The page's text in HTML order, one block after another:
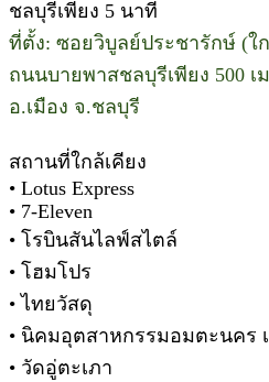
ชลบุรีเพียง 5 นาที
ที่ตั้ง: ซอยวิบูลย์ประชารักษ์ (ใ
ถนนบายพาสชลบุรีเพียง 500
อ.เมือง จ.ชลบุรี
สถานที่ใกล้เคียง
• Lotus Express
• 7-Eleven
• โรบินสันไลฟ์สไตล์
• โฮมโปร
• ไทยวัสดุ
• นิคมอุตสาหกรรมอมตะนคร
• วัดอู่ตะเภา